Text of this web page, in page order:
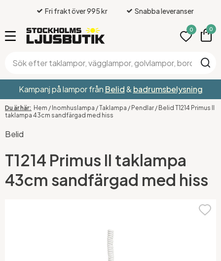
Fri frakt över 995 kr Snabba leveranser
0 0
Kampanj på lampor från Belid& badrumsbelysning
Hem / Inomhuslampa /Taklampa / Pendlar / Belid T1214 Primus II
taklampa 43cm sandfärgad med hiss
Belid
T1214 Primus II taklampa
43cm sandfärgad med hiss